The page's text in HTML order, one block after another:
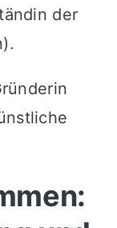
der